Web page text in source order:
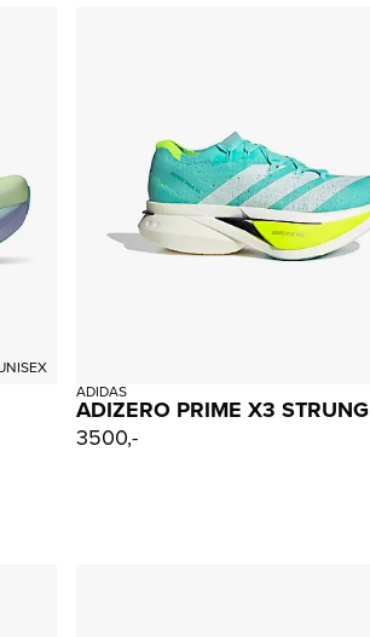
ADIDAS
ADIZERO PRIME X3 STRUNG
3500,-